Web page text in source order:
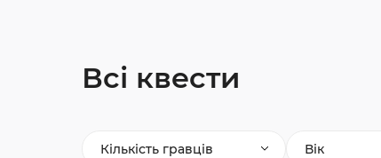
Всі квести
Кількість гравців Вік